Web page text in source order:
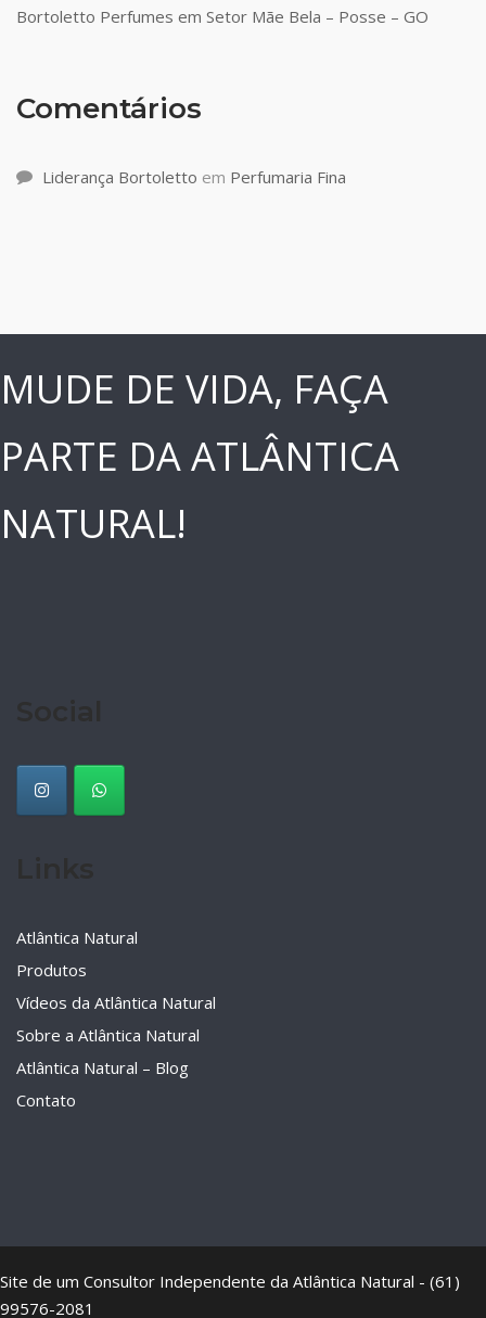
Bortoletto Perfumes em Setor Mãe Bela – Posse – GO
Comentários
Liderança Bortoletto em Perfumaria Fina
MUDE DE VIDA, FAÇA
PARTE DA ATLÂNTICA
NATURAL!
Atlântica Natural
Produtos
Vídeos da Atlântica Natural
Sobre a Atlântica Natural
Atlântica Natural – Blog
Contato
Site de um Consultor Independente da Atlântica Natural - (61)
99576-2081